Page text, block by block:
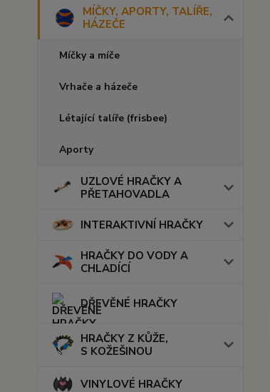
MÍČKY, APORTY, TALÍŘE,
HÁZEČE
Míčky a míče
Vrhače a házeče
Létající talíře (frisbee)
Aporty
UZLOVÉ HRAČKY A
PŘETAHOVADLA
INTERAKTIVNÍ HRAČKY
HRAČKY DO VODY A
CHLADÍCÍ
DŘEVĚNÉ HRAČKY
HRAČKY Z KŮŽE,
S KOŽEŠINOU
VINYLOVÉ HRAČKY